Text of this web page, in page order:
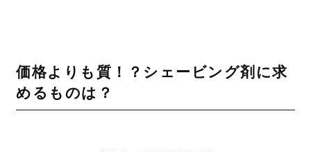
価格よりも質！？シェービング剤に求
めるものは？